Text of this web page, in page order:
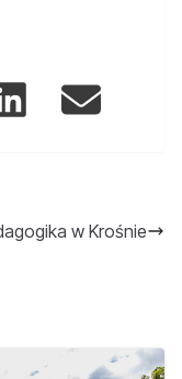
w Krośnie